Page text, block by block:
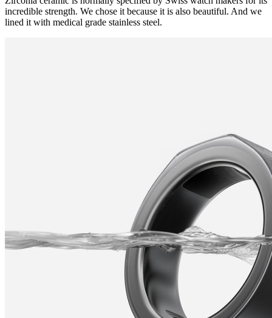
incredible strength. We chose it because it is also beautiful. And we
lined it with medical grade stainless steel.